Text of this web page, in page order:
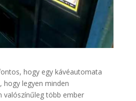
hogy egy kávéautomata
hogy legyen minden
valószínűleg több ember